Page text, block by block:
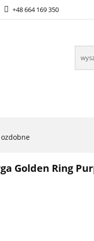
+48 664 169 350
Golden Ring